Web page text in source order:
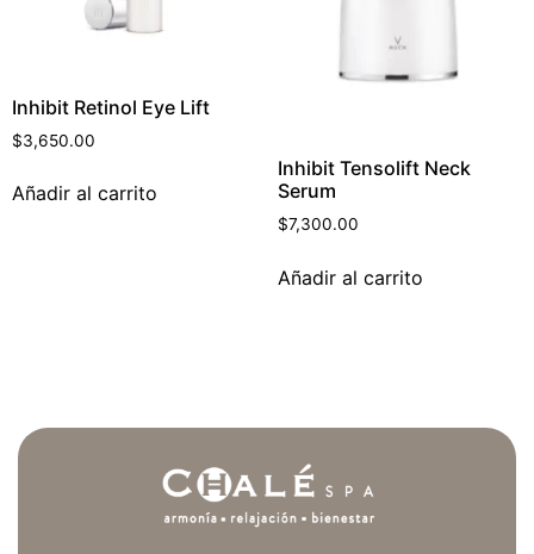
Inhibit Retinol Eye Lift
$3,650.00
Añadir al carrito
Inhibit Tensolift Neck
Serum
$7,300.00
Añadir al carrito